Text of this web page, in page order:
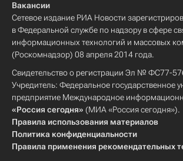
Вакансии
Сетевое издание РИА Новости
в Федеральной службе по надзору в сфере
информационных технологий и массовых
(Роскомнадзор) 08 апреля 2014 года.
Свидетельство о регистрации Эл № ФС77-
Учредитель: Федеральное государственное
предприятие Международное
«Россия сегодня» (МИА «Россия сегодня»).
Правила использования материалов
Политика конфиденциальности
Правила применения рекомендательных